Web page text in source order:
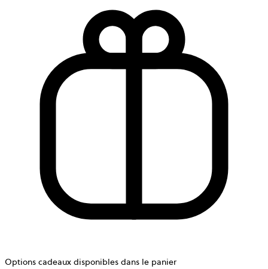
Options cadeaux disponibles dans le panier